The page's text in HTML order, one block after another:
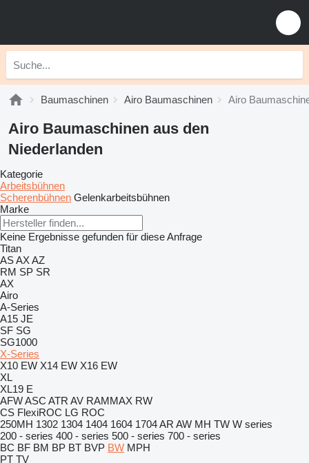
Baumaschinen Airo Baumaschinen Airo
Airo Baumaschinen aus den
Niederlanden
Kategorie
Arbeitsbühnen
Scherenbühnen Gelenkarbeitsbühnen
Marke
Keine Ergebnisse gefunden für diese Anfrage
Titan
ASAXAZ
RM SP SR
AX
Airo
A-Series
A15 JE
SF SG
SG1000
X-Series
X10 EW X14 EW X16 EW
XL
XL19 E
AFWASC ATR AV RAMMAX RW
CS FlexiROC LG ROC
250MH 1302 1304 1404 1604 1704AR AW MH TW W series
200 - series 400 - series 500 - series 700 - series
BC BF BM BP BT BVP BW MPH
PT TV